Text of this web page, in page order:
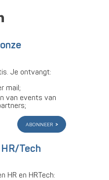
Je ontvangt:
mail;
van events van
abonneer
Tech
HR en HRTech: